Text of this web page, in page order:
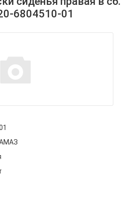
6804510-01